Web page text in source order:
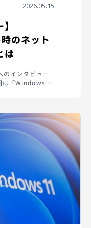
2026.05.15
のネット
は
のインタビュー
は「Windows